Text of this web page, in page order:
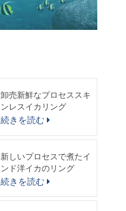
卸売新鮮なプロセススキ
ンレスイカリング
続きを読む
新しいプロセスで煮たイ
ンド洋イカのリング
続きを読む